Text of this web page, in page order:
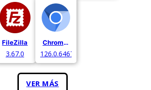
VER MÁS
FileZilla
3.67.0
Chromium
126.0.6467.0.